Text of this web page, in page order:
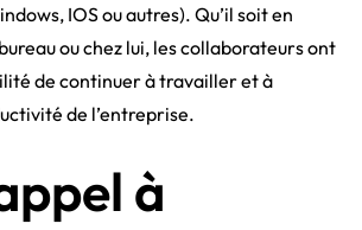
IOS ou autres). Qu’il soit en
ou chez lui, les collaborateurs ont
de continuer à travailler et à
de l’entreprise.
à